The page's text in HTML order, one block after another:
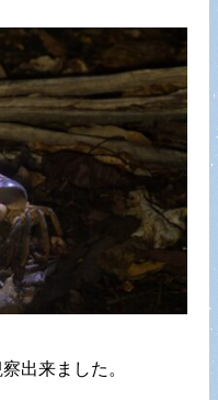
出来ました。